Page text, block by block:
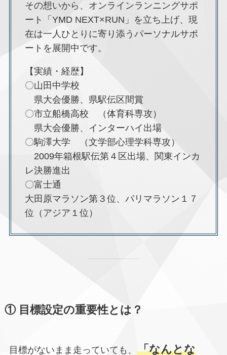
その想いから、オンラインランニングサポ
ート「YMD NEXT×RUN」を立ち上げ、現
在は一人ひとりに寄り添うパーソナルサポ
ートを展開中です。
【実績・経歴】
〇山田中学校
県大会優勝、県駅伝区間賞
〇市立船橋高校 （体育科専攻）
県大会優勝、インターハイ出場
〇駒澤大学 （文学部心理学科専攻）
2009年箱根駅伝第４区出場、関東インカ
レ決勝進出
〇富士通
大田原マラソン第３位、パリマラソン１７
位（アジア１位）
① 目標設定の重要性とは？
目標がないまま走っていても、 「なんとな